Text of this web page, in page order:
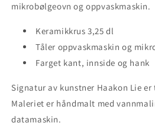
mikrobølgeovn og oppvaskmaskin.
Keramikkrus 3,25 dl
Tåler oppvaskmaskin og
Farget kant, innside og hank
Signatur av kunstner Haakon Lie
Maleriet er håndmalt med
datamaskin.